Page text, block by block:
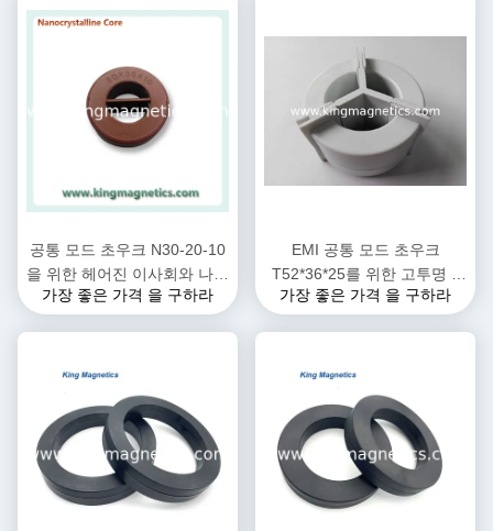
공통 모드 초우크 N30-20-10
을 위한 헤어진 이사회와 나노
수정체 핵심
가장 좋은 가격 을 구하라
EMI 공통 모드 초우크
T52*36*25를 위한 고투명 3
상 나노 결정성 핵심
가장 좋은 가격 을 구하라